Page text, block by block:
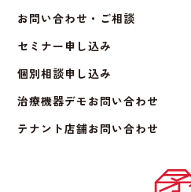
お問い合わせ・ご相談
セミナー申し込み
個別相談申し込み
治療機器デモお問い合わせ
テナント店舗お問い合わせ